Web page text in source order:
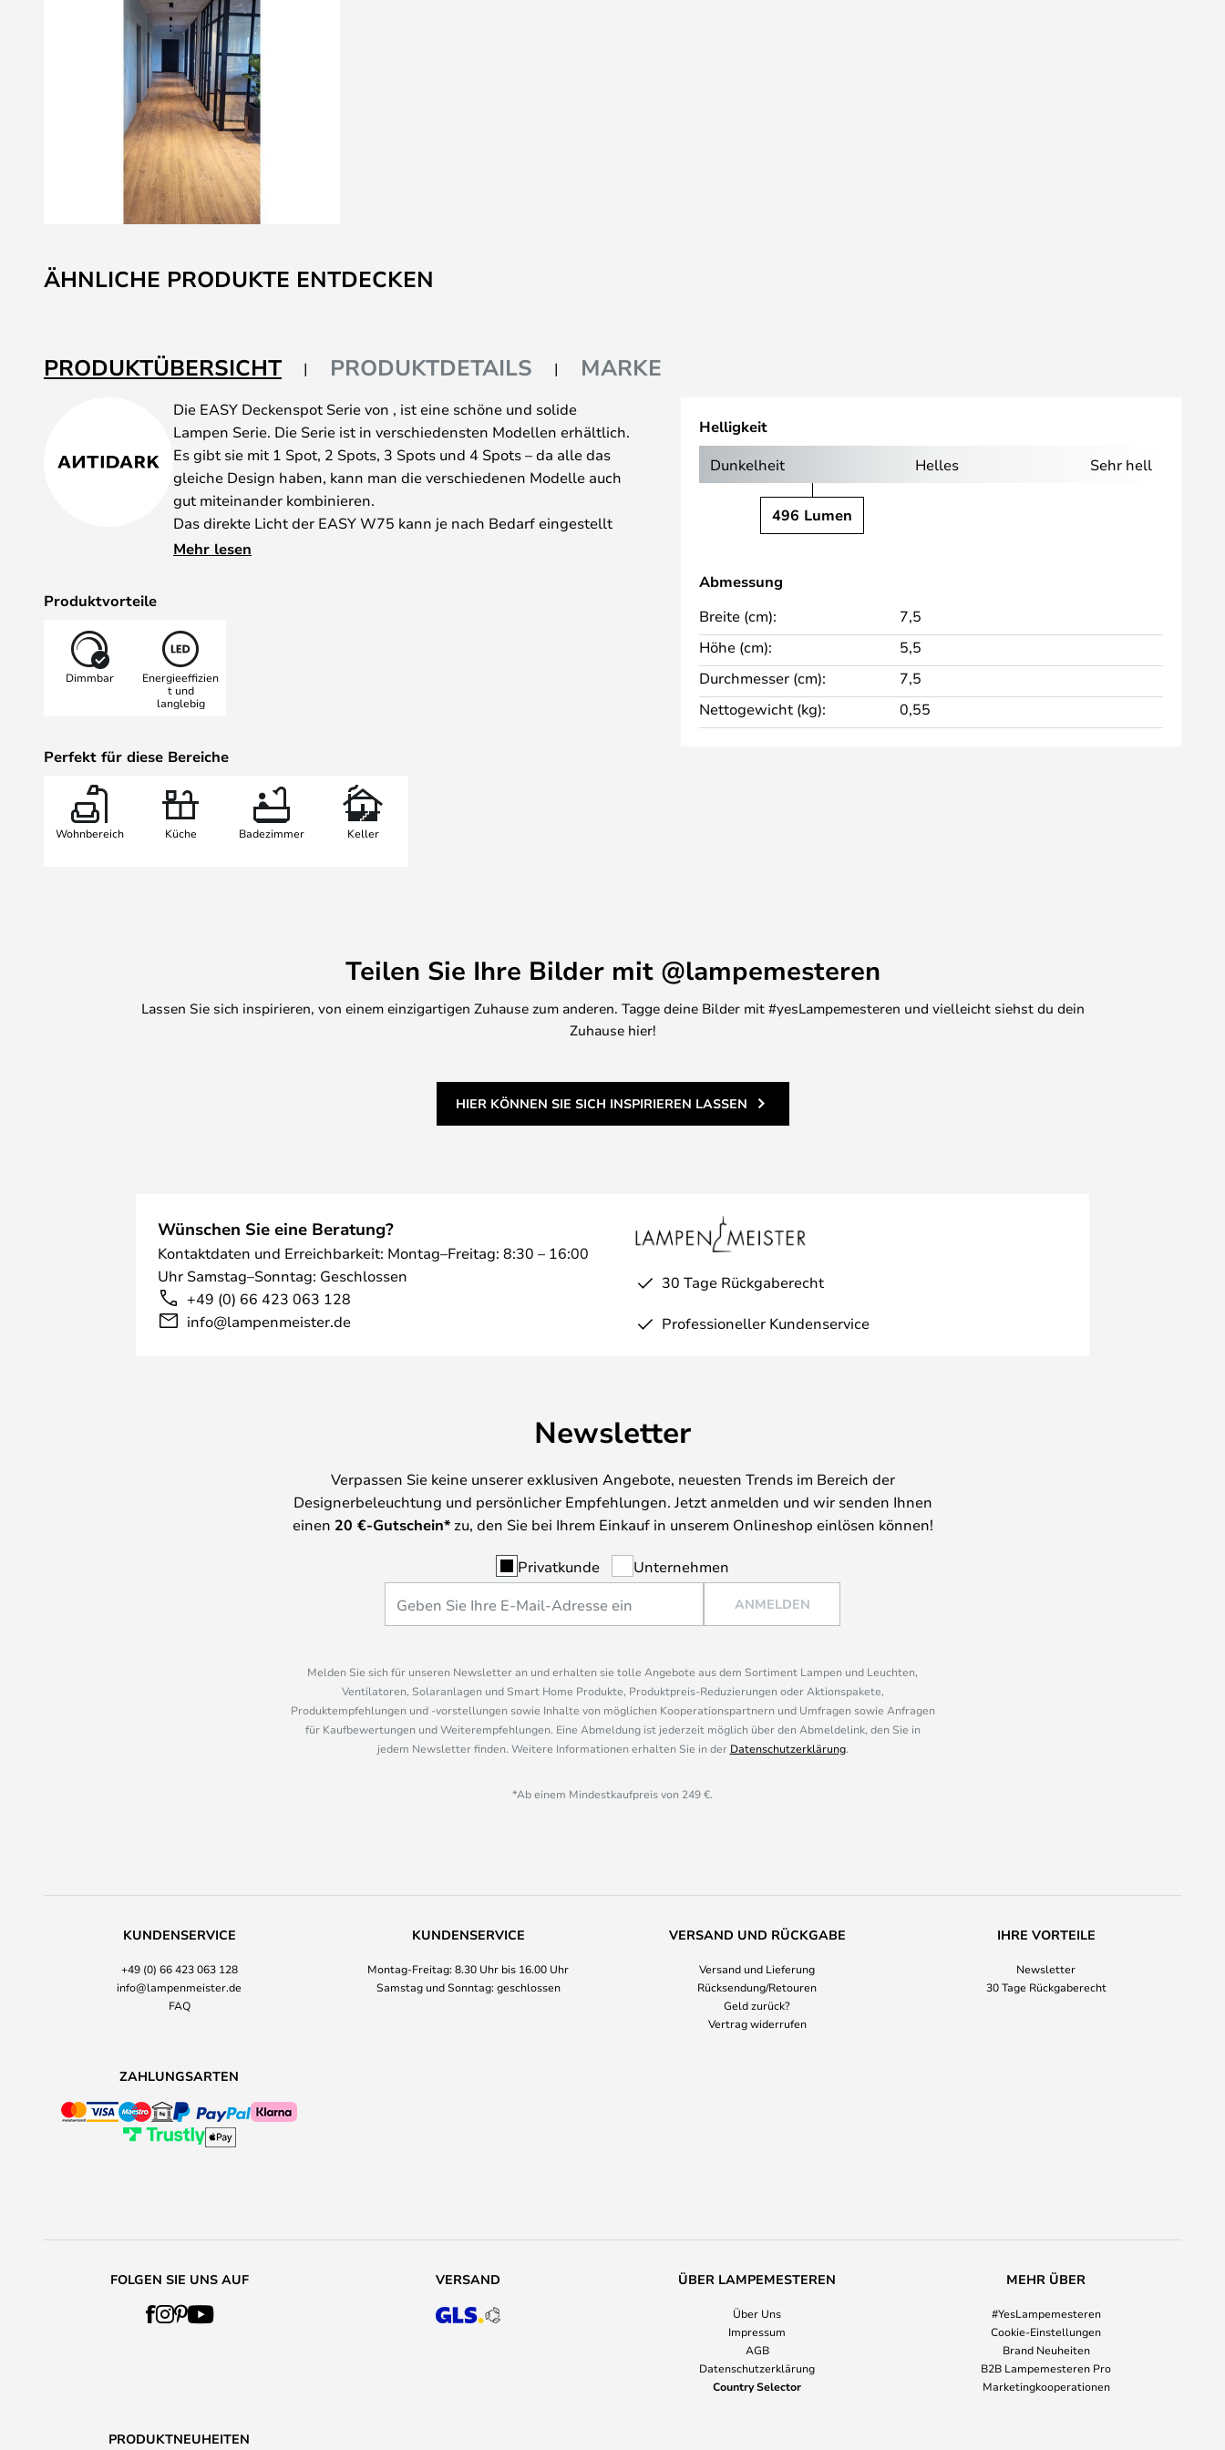
Anfang
der
ÄHNLICHE PRODUKTE ENTDECKEN
PRODUKTÜBERSICHT PRODUKTDETAILS MARKE
Die EASY Deckenspot Serie von , ist eine schöne und solide
Lampen Serie. Die Serie ist in verschiedensten Modellen erhältlich.
Es gibt sie mit 1 Spot, 2 Spots, 3 Spots und 4 Spots – da alle das
gleiche Design haben, kann man die verschiedenen Modelle auch
gut miteinander kombinieren.
Das direkte Licht der EASY W75 kann je nach Bedarf eingestellt
werden. Das Design der EASY Serie ist nicht nur in der
Dunkle bringt und an dem Sie viele Jahre Ihre Freude haben
werden.
Antidark hat die Leuchte mit folgendem Dimmer getestet: SLC
SMARTONE AV Dimmer mini.
Mehr lesen
Produktvorteile
Dimmbar
Energieeffizien
t und
langlebig
Perfekt für diese Bereiche
Wohnbereich Küche Badezimmer Keller
Helligkeit
Dunkelheit Helles Sehr hell
496 Lumen
Abmessung
Breite (cm):
7,5
Höhe (cm):
5,5
Durchmesser (cm):
7,5
Nettogewicht (kg):
0,55
Teilen Sie Ihre Bilder mit @lampemesteren
Lassen Sie sich inspirieren, von einem einzigartigen Zuhause zum anderen. Tagge deine Bilder mit #yesLampemesteren und vielleicht siehst du dein
Zuhause hier!
HIER KÖNNEN SIE SICH INSPIRIEREN LASSEN
Wünschen Sie eine Beratung?
Kontaktdaten und Erreichbarkeit: Montag–Freitag: 8:30 – 16:00
Uhr Samstag–Sonntag: Geschlossen
+49 (0) 66 423 063 128
info@lampenmeister.de
30 Tage Rückgaberecht
Professioneller Kundenservice
Newsletter
Verpassen Sie keine unserer exklusiven Angebote, neuesten Trends im Bereich der
Designerbeleuchtung und persönlicher Empfehlungen. Jetzt anmelden und wir senden Ihnen
einen 20 €-Gutschein*zu, den Sie bei Ihrem Einkauf in unserem Onlineshop einlösen können!
Privatkunde Unternehmen
ANMELDEN
Melden Sie sich für unseren Newsletter an und erhalten sie tolle Angebote aus dem Sortiment Lampen und Leuchten,
Ventilatoren, Solaranlagen und Smart Home Produkte, Produktpreis-Reduzierungen oder Aktionspakete,
Produktempfehlungen und -vorstellungen sowie Inhalte von möglichen Kooperationspartnern und Umfragen sowie Anfragen
für Kaufbewertungen und Weiterempfehlungen. Eine Abmeldung ist jederzeit möglich über den Abmeldelink, den Sie in
jedem Newsletter finden. Weitere Informationen erhalten Sie in der Datenschutzerklärung.
*Ab einem Mindestkaufpreis von 249 €.
KUNDENSERVICE
+49 (0) 66 423 063 128
info@lampenmeister.de
FAQ
KUNDENSERVICE
Montag-Freitag: 8.30 Uhr bis 16.00 Uhr
Samstag und Sonntag: geschlossen
VERSAND UND RÜCKGABE
Versand und Lieferung
Rücksendung/Retouren
Geld zurück?
Vertrag widerrufen
IHRE VORTEILE
Newsletter
30 Tage Rückgaberecht
ZAHLUNGSARTEN
FOLGEN SIE UNS AUF VERSAND ÜBER LAMPEMESTEREN
Über Uns
Impressum
AGB
Datenschutzerklärung
Country Selector
MEHR ÜBER
#YesLampemesteren
Cookie-Einstellungen
Brand Neuheiten
B2B Lampemesteren Pro
Marketingkooperationen
PRODUKTNEUHEITEN